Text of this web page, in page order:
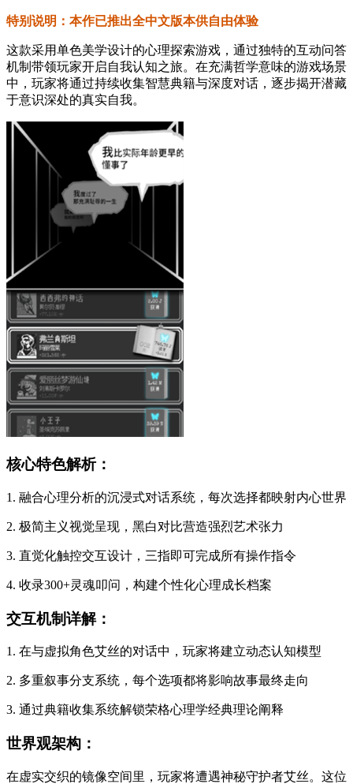
特别说明：本作已推出全中文版本供自由体验
这款采用单色美学设计的心理探索游戏，通过独特的互动问答
机制带领玩家开启自我认知之旅。在充满哲学意味的游戏场景
中，玩家将通过持续收集智慧典籍与深度对话，逐步揭开潜藏
于意识深处的真实自我。
核心特色解析：
1. 融合心理分析的沉浸式对话系统，每次选择都映射内心世界
2. 极简主义视觉呈现，黑白对比营造强烈艺术张力
3. 直觉化触控交互设计，三指即可完成所有操作指令
4. 收录300+灵魂叩问，构建个性化心理成长档案
交互机制详解：
1. 在与虚拟角色艾丝的对话中，玩家将建立动态认知模型
2. 多重叙事分支系统，每个选项都将影响故事最终走向
3. 通过典籍收集系统解锁荣格心理学经典理论阐释
世界观架构：
在虚实交织的镜像空间里，玩家将遭遇神秘守护者艾丝。这位